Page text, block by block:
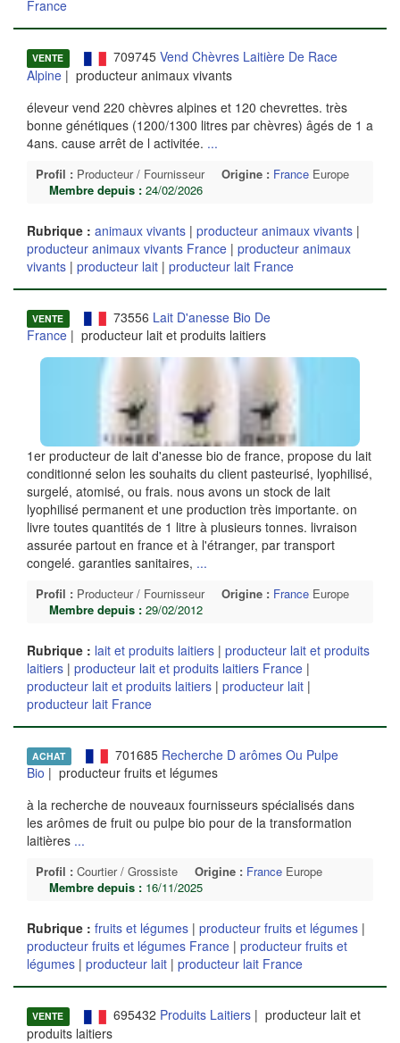
France
VENTE 709745 Vend Chèvres Laitière De Race
Alpine | producteur animaux vivants
éleveur vend 220 chèvres alpines et 120 chevrettes. très
bonne génétiques (1200/1300 litres par chèvres) âgés de 1 a
4ans. cause arrêt de l activitée. ...
Profil : Producteur / Fournisseur Origine : France Europe
Membre depuis : 24/02/2026
Rubrique : animaux vivants | producteur animaux vivants |
producteur animaux vivants France | producteur animaux
vivants | producteur lait | producteur lait France
VENTE 73556 Lait D'anesse Bio De
France | producteur lait et produits laitiers
1er producteur de lait d'anesse bio de france, propose du lait
conditionné selon les souhaits du client pasteurisé, lyophilisé,
surgelé, atomisé, ou frais. nous avons un stock de lait
lyophilisé permanent et une production très importante. on
livre toutes quantités de 1 litre à plusieurs tonnes. livraison
assurée partout en france et à l'étranger, par transport
congelé. garanties sanitaires, ...
Profil : Producteur / Fournisseur Origine : France Europe
Membre depuis : 29/02/2012
Rubrique : lait et produits laitiers | producteur lait et produits
laitiers | producteur lait et produits laitiers France |
producteur lait et produits laitiers | producteur lait |
producteur lait France
ACHAT 701685 Recherche D arômes Ou Pulpe
Bio | producteur fruits et légumes
à la recherche de nouveaux fournisseurs spécialisés dans
les arômes de fruit ou pulpe bio pour de la transformation
laitières ...
Profil : Courtier / Grossiste Origine : France Europe
Membre depuis : 16/11/2025
Rubrique : fruits et légumes | producteur fruits et légumes |
producteur fruits et légumes France | producteur fruits et
légumes | producteur lait | producteur lait France
VENTE 695432 Produits Laitiers| producteur lait et
produits laitiers